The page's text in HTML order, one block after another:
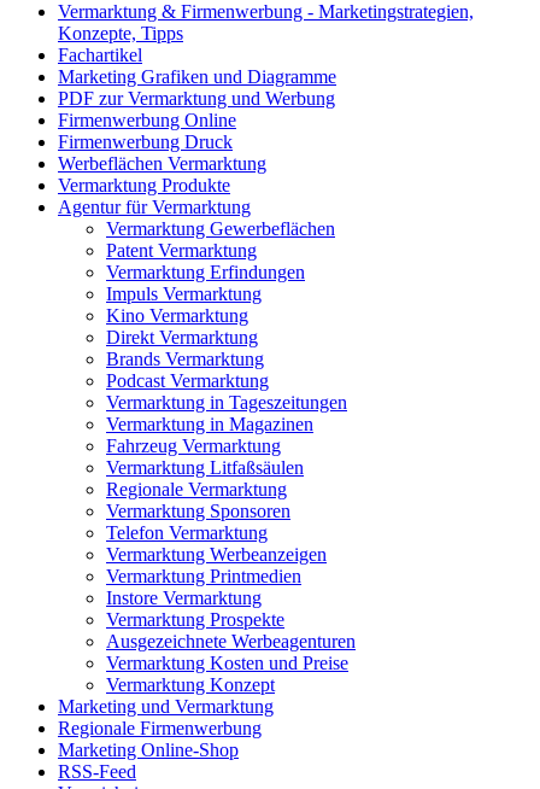
Vermarktung & Firmenwerbung - Marketingstrategien,
Konzepte, Tipps
Fachartikel
Marketing Grafiken und Diagramme
PDF zur Vermarktung und Werbung
Firmenwerbung Online
Firmenwerbung Druck
Werbeflächen Vermarktung
Vermarktung Produkte
Agentur für Vermarktung
Vermarktung Gewerbeflächen
Patent Vermarktung
Vermarktung Erfindungen
Impuls Vermarktung
Kino Vermarktung
Direkt Vermarktung
Brands Vermarktung
Podcast Vermarktung
Vermarktung in Tageszeitungen
Vermarktung in Magazinen
Fahrzeug Vermarktung
Vermarktung Litfaßsäulen
Regionale Vermarktung
Vermarktung Sponsoren
Telefon Vermarktung
Vermarktung Werbeanzeigen
Vermarktung Printmedien
Instore Vermarktung
Vermarktung Prospekte
Ausgezeichnete Werbeagenturen
Vermarktung Kosten und Preise
Vermarktung Konzept
Marketing und Vermarktung
Regionale Firmenwerbung
Marketing Online-Shop
RSS-Feed